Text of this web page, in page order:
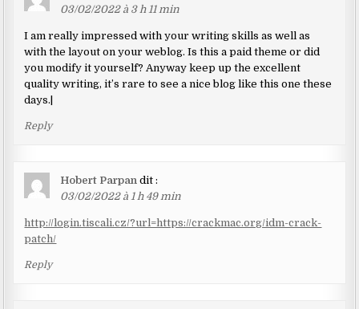
03/02/2022 à 3 h 11 min
I am really impressed with your writing skills as well as
with the layout on your weblog. Is this a paid theme or did
you modify it yourself? Anyway keep up the excellent
quality writing, it’s rare to see a nice blog like this one these
days.|
Reply
Hobert Parpan dit :
03/02/2022 à 1 h 49 min
http://login.tiscali.cz/?url=https://crackmac.org/idm-crack-
patch/
Reply